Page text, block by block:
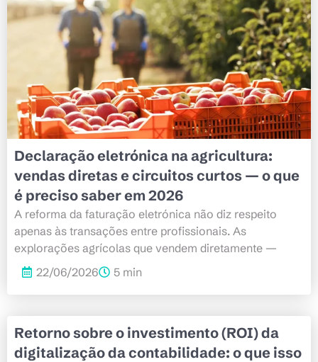
Declaração eletrónica na agricultura:
vendas diretas e circuitos curtos — o que
é preciso saber em 2026
A reforma da faturação eletrónica não diz respeito
apenas às transações entre profissionais. As
explorações agrícolas que vendem diretamente —
22/06/2026
5 min
Retorno sobre o investimento (ROI) da
digitalização da contabilidade: o que isso